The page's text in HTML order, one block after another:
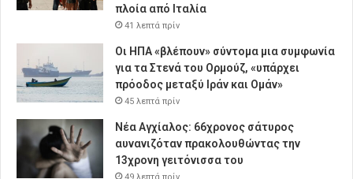
πλοία από Ιταλία
41 λεπτά πρίν
Οι ΗΠΑ «βλέπουν» σύντομα μια συμφωνία
για τα Στενά του Ορμούζ, «υπάρχει
πρόοδος μεταξύ Ιράν και Ομάν»
45 λεπτά πρίν
Νέα Αγχίαλος: 66χρονος σάτυρος
αυνανιζόταν πρακολουθώντας την
13χρονη γειτόνισσα του
49 λεπτά πρίν